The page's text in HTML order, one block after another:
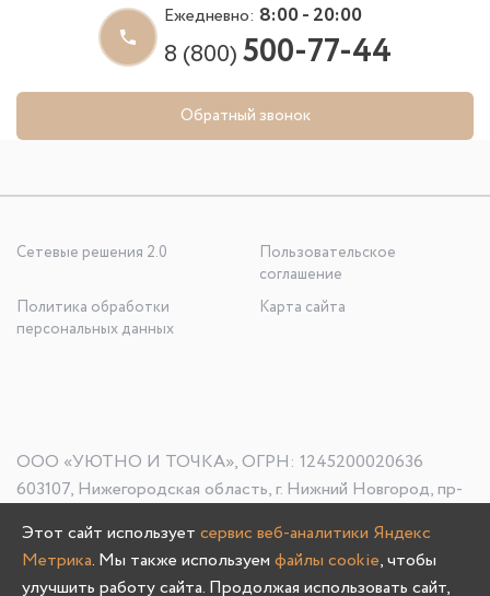
Ежедневно: 8:00 - 20:00
8 (800)500-77-44
Обратный звонок
Сетевые решения 2.0
Пользовательское
соглашение
Политика обработки
персональных данных
Карта сайта
ООО «УЮТНО И ТОЧКА», ОГРН: 1245200020636
603107, Нижегородская область, г. Нижний Новгород, пр-
Этот сайт использует сервис веб-аналитики Яндекс
Метрика. Мы также используем файлы cookie, чтобы
улучшить работу сайта. Продолжая использовать сайт,